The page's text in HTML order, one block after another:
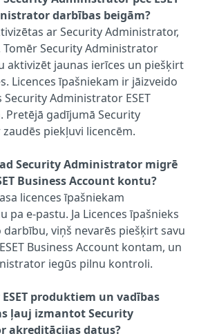
darbības beigām?
ar Security Administrator,
Tomēr Security Administrator
aktivizēt jaunas ierīces un piešķirt
Licences īpašniekam ir jāizveido
Administrator ESET
Pretējā gadījumā Security
piekļuvi licencēm.
Security Administrator migrē
Business Account kontu?
licences īpašniekam
pa e-pastu. Ja Licences īpašnieks
viņš nevarēs piešķirt savu
Business Account kontam, un
iegūs pilnu kontroli.
produktiem un vadības
ļauj izmantot Security
akreditācijas datus?